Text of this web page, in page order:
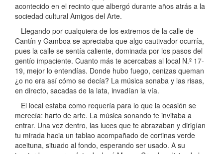
acontecido en el recinto que albergó durante años atrás a la
sociedad cultural Amigos del Arte.
Llegando por cualquiera de los extremos de la calle de
Cantín y Gamboa se apreciaba que algo cautivador ocurría,
pues la calle se sentía caliente, dominada por los pasos del
gentío impaciente. Cuanto más te acercabas al local N.º 17-
19, mejor lo entendías. Donde hubo fuego, cenizas queman
¿o no era así cómo se decía? La música sonaba y las risas,
en directo, sacadas de la lata, invadían la vía.
El local estaba como requería para lo que la ocasión se
merecía: harto de arte. La música sonando te invitaba a
entrar. Una vez dentro, las luces que te abrazaban y dirigían
tu mirada hacia un tablao acompañado de cortinas verde
aceituna, situado al fondo, esperando ser usado. A su